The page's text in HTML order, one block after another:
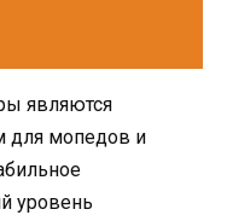
являются
мопедов и
уровень